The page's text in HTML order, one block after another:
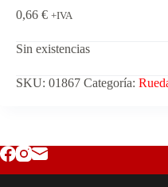
0,66 € +IVA
Sin existencias
SKU: 01867 Categoría: